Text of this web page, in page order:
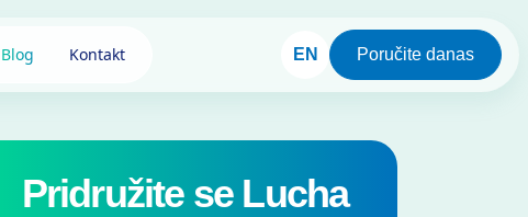
Blog Kontakt EN Poručite danas
Pridružite se Lucha